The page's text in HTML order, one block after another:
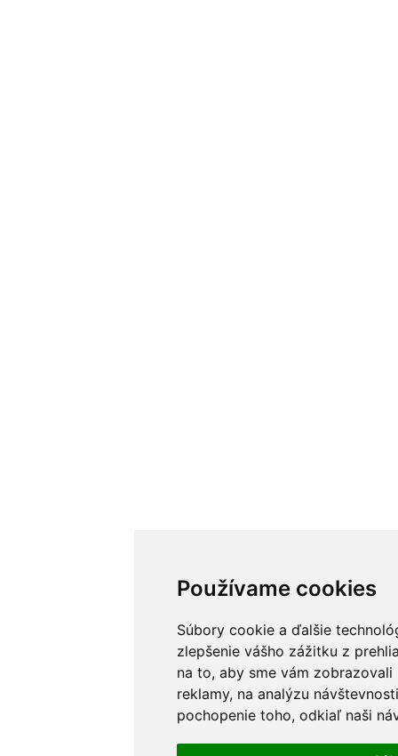
Používame cookies
Súbory cookie a ďalšie
zlepšenie vášho zážitku z
na to, aby sme vám
reklamy, na analýzu
pochopenie toho, odkiaľ naši